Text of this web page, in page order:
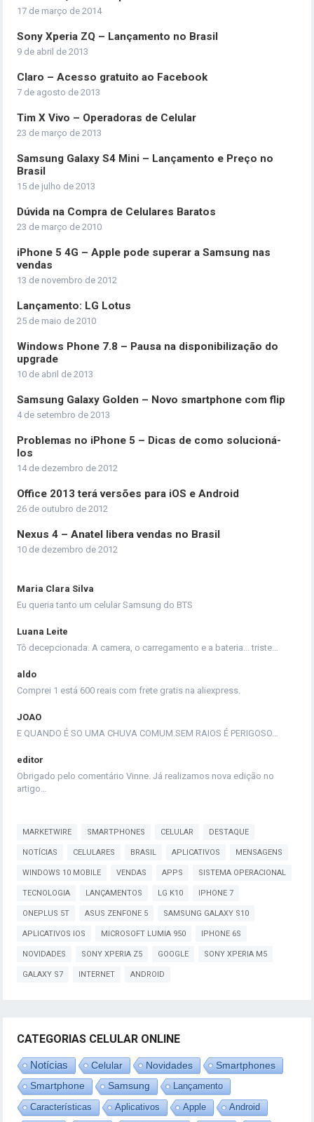
17 de março de 2014
Sony Xperia ZQ – Lançamento no Brasil
9 de abril de 2013
Claro – Acesso gratuito ao Facebook
7 de agosto de 2013
Tim X Vivo – Operadoras de Celular
23 de março de 2013
Samsung Galaxy S4 Mini – Lançamento e Preço no
Brasil
15 de julho de 2013
Dúvida na Compra de Celulares Baratos
23 de março de 2010
iPhone 5 4G – Apple pode superar a Samsung nas
vendas
13 de novembro de 2012
Lançamento: LG Lotus
25 de maio de 2010
Windows Phone 7.8 – Pausa na disponibilização do
upgrade
10 de abril de 2013
Samsung Galaxy Golden – Novo smartphone com flip
4 de setembro de 2013
Problemas no iPhone 5 – Dicas de como solucioná-
los
14 de dezembro de 2012
Office 2013 terá versões para iOS e Android
26 de outubro de 2012
Nexus 4 – Anatel libera vendas no Brasil
10 de dezembro de 2012
Maria Clara Silva
Eu queria tanto um celular Samsung do BTS
Luana Leite
Tô decepcionada. A camera, o carregamento e a bateria... triste…
aldo
Comprei 1 está 600 reais com frete gratis na aliexpress.
JOAO
E QUANDO É SO UMA CHUVA COMUM.SEM RAIOS É PERIGOSO…
editor
Obrigado pelo comentário Vinne. Já realizamos nova edição no
artigo…
MARKETWIRE SMARTPHONES CELULAR DESTAQUE
NOTÍCIAS CELULARES BRASIL APLICATIVOS MENSAGENS
WINDOWS 10 MOBILE VENDAS APPS SISTEMA OPERACIONAL
TECNOLOGIA LANÇAMENTOS LG K10 IPHONE 7
ONEPLUS 5T ASUS ZENFONE 5 SAMSUNG GALAXY S10
APLICATIVOS IOS MICROSOFT LUMIA 950 IPHONE 6S
NOVIDADES SONY XPERIA Z5 GOOGLE SONY XPERIA M5
GALAXY S7 INTERNET ANDROID
CATEGORIAS CELULAR ONLINE
Notícias Celular Novidades Smartphones
Smartphone Samsung
Lançamento
Características
Aplicativos Apple Android